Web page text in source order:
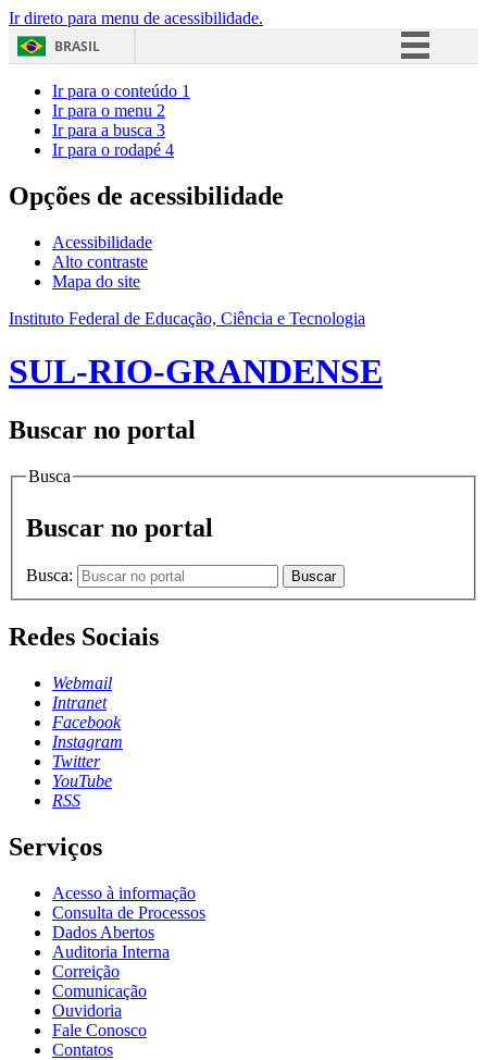
Ir direto para menu de acessibilidade.
BRASIL
Acesso à informação
Ir para o conteúdo 1
Ir para o menu 2
Ir para a busca 3
Ir para o rodapé 4
Opções de acessibilidade
Acessibilidade
Alto contraste
Mapa do site
Instituto Federal de Educação, Ciência e Tecnologia
SUL-RIO-GRANDENSE
Buscar no portal
Busca
Buscar no portal
Busca: Buscar
Redes Sociais
Webmail
Intranet
Facebook
Instagram
Twitter
YouTube
RSS
Serviços
Acesso à informação
Consulta de Processos
Dados Abertos
Auditoria Interna
Correição
Comunicação
Ouvidoria
Fale Conosco
Contatos